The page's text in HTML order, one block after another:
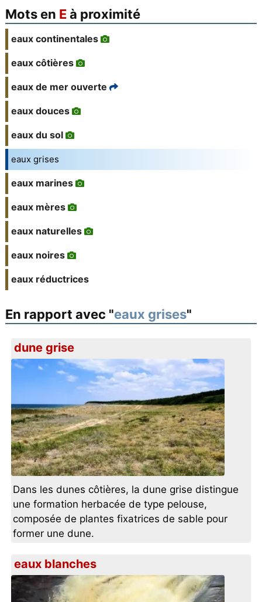
Mots en Eà proximité
eaux continentales
eaux côtières
eaux de mer ouverte
eaux douces
eaux du sol
eaux grises
eaux marines
eaux mères
eaux naturelles
eaux noires
eaux réductrices
En rapport avec "eaux grises"
dune grise
Dans les dunes côtières, la dune grise distingue
une formation herbacée de type pelouse,
composée de plantes fixatrices de sable pour
former une dune.
eaux blanches